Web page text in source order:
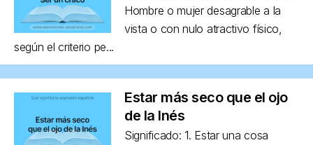
Hombre o mujer desagrable a la
vista o con nulo atractivo físico,
según el criterio pe...
Estar más seco que el ojo
de la Inés
Significado: 1. Estar una cosa